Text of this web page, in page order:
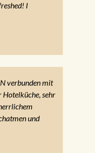
I
verbunden mit
Hotelküche, sehr
und